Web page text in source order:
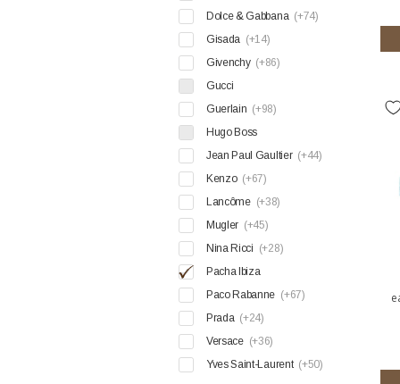
Dolce & Gabbana (+74)
Gisada (+14)
Givenchy (+86)
Gucci
Guerlain (+98)
Hugo Boss
Jean Paul Gaultier (+44)
Kenzo (+67)
Lancôme (+38)
Mugler (+45)
Nina Ricci (+28)
Pacha Ibiza
Paco Rabanne (+67)
Prada (+24)
Versace (+36)
Yves Saint-Laurent (+50)